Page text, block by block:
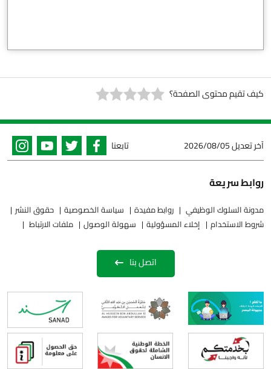
كيف تقيم محتوى الصفحة؟
آخر تعديل2026/08/05 تابعنا
روابط سريعة
مدونة السلوك الوظيفي روابط مفيدة سياسة الخصوصية
حقوق النشر
شروط الاستخدام
إخلاء المسؤولية سهولة الوصول ملفات الارتباط
اتصل بنا